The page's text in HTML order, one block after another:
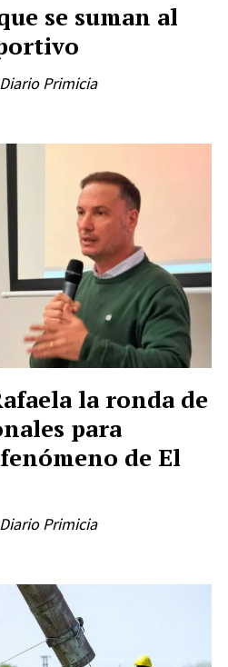
se suman al
Diario Primicia
la ronda de
para
de El
Diario Primicia